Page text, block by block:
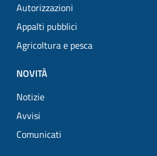
Autorizzazioni
Appalti pubblici
Agricoltura e pesca
NOVITÀ
Notizie
Avvisi
Comunicati